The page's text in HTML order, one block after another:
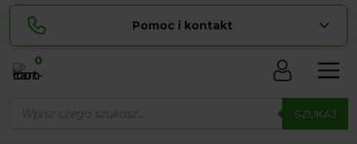
Pomoc i kontakt
Sylwia
pokaż numer
0
produktów SZUKAJ